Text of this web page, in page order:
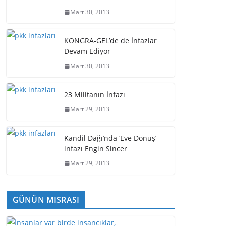
Mart 30, 2013
KONGRA-GEL’de de İnfazlar
Devam Ediyor
Mart 30, 2013
23 Militanın İnfazı
Mart 29, 2013
Kandil Dağı’nda ‘Eve Dönüş’
infazı Engin Sincer
Mart 29, 2013
GÜNÜN MISRASI